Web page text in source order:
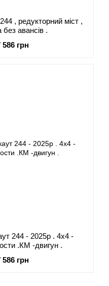
, редукторний міст ,
без авансів .
586 грн
.КМ -двигун .
586 грн